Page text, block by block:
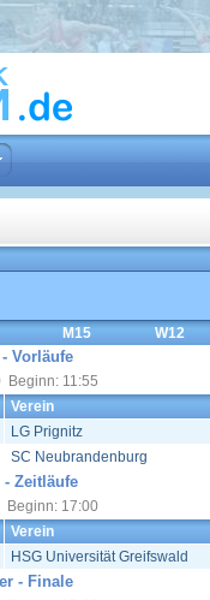
M15 W12
Vorläufe
Beginn: 11:55
Verein
LG Prignitz
SC Neubrandenburg
- Zeitläufe
Beginn: 17:00
Verein
HSG Universität Greifswald
- Finale